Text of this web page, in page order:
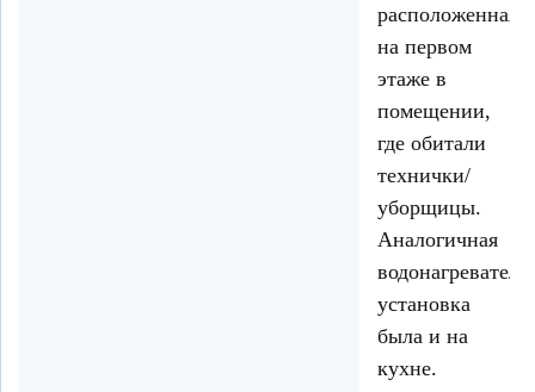
расположенная
на первом
этаже в
помещении,
где обитали
технички/
уборщицы.
Аналогичная
установка
была и на
кухне.